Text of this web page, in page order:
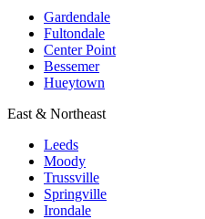
Gardendale
Fultondale
Center Point
Bessemer
Hueytown
East & Northeast
Leeds
Moody
Trussville
Springville
Irondale